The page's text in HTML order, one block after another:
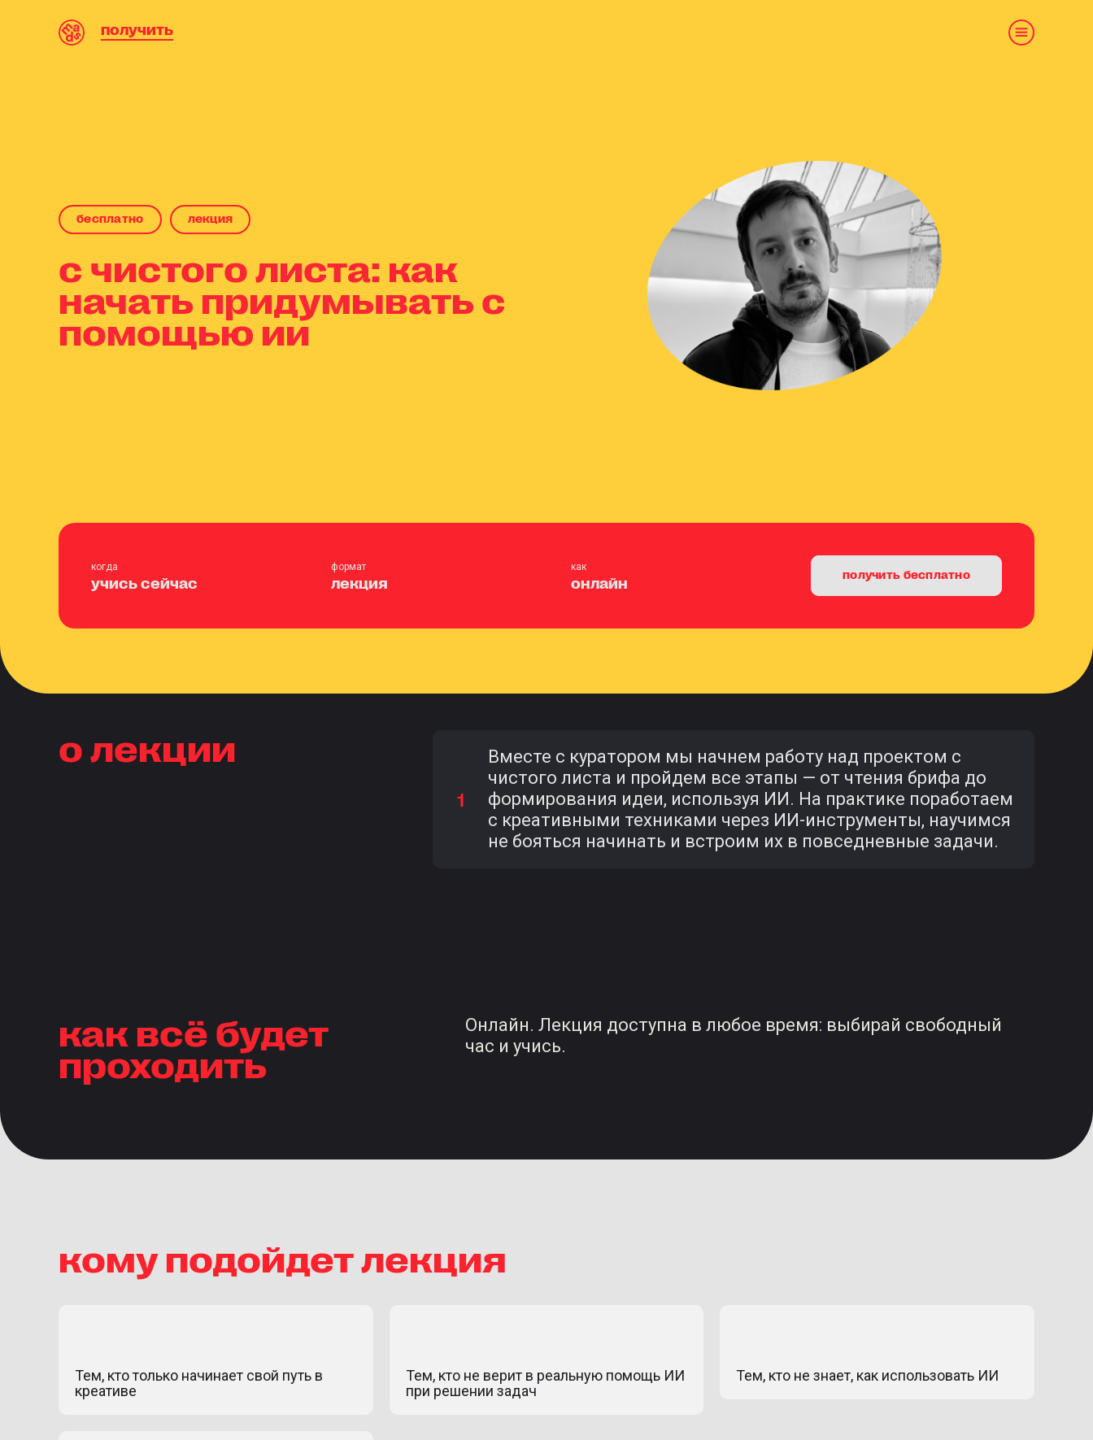
получить
бесплaтнo лекция
с чистого листа: как
начать придумывать с
помощью ии
когда
учись сейчас
формат
лекция
как
онлайн получить бесплатно
о лекции
Вместе с куратором мы начнем работу над проектом с
чистого листа и пройдем все этапы — от чтения брифа до
формирования идеи, используя ИИ. На практике поработаем
с креативными техниками через ИИ-инструменты, научимся
не бояться начинать и встроим их в повседневные задачи.
как всё будет
проходить
Онлайн. Лекция доступна в любое время: выбирай свободный
час и учись.
кому подойдет лекция
Тем, кто только начинает свой путь в
креативе
Тем, кто не верит в реальную помощь ИИ
при решении задач
Тем, кто не знает, как использовать ИИ